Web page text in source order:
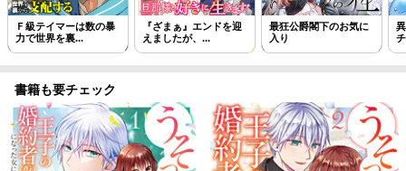
Ｆ級テイマーは数の暴
力で世界を裏...
『ざまぁ』エンドを迎
えましたが、...
最狂公爵閣下のお気に
入り
書籍も要チェック